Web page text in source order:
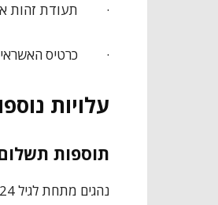
· תעודת זהות
· כרטיס
עלויות
תוספות תשלום